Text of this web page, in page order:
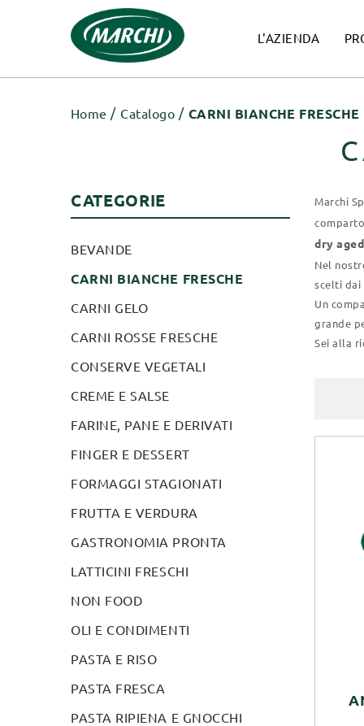
L'AZIENDA
Home Catalogo CARNI BIANCHE FRESCHE
CATEGORIE
BEVANDE
CARNI BIANCHE FRESCHE
CARNI GELO
CARNI ROSSE FRESCHE
CONSERVE VEGETALI
CREME E SALSE
FARINE, PANE E DERIVATI
FINGER E DESSERT
FORMAGGI STAGIONATI
FRUTTA E VERDURA
GASTRONOMIA PRONTA
LATTICINI FRESCHI
NON FOOD
OLI E CONDIMENTI
PASTA E RISO
PASTA FRESCA
PASTA RIPIENA E GNOCCHI
Marchi
dry aged
Nel
scelti dai
Un
grande
Sei alla